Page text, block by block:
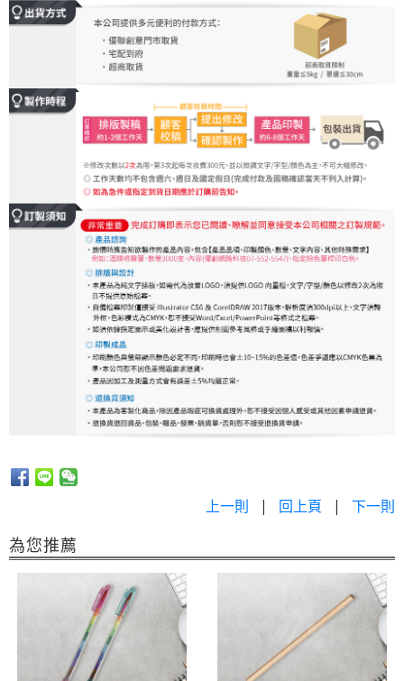
上一則 | 回上頁 | 下一則
為您推薦